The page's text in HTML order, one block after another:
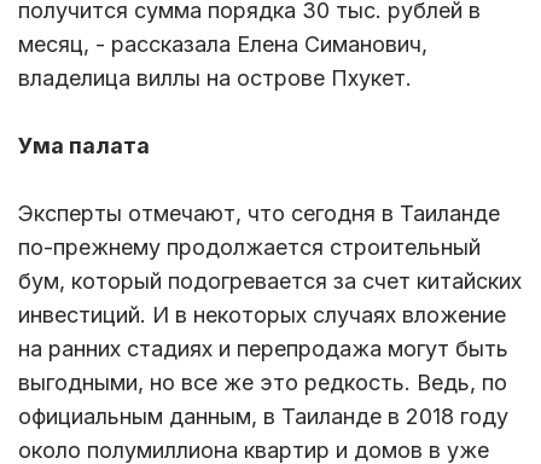
получится сумма порядка 30 тыс. рублей в
месяц, - рассказала Елена Симанович,
владелица виллы на острове Пхукет.
Ума палата
Эксперты отмечают, что сегодня в Таиланде
по-прежнему продолжается строительный
бум, который подогревается за счет китайских
инвестиций. И в некоторых случаях вложение
на ранних стадиях и перепродажа могут быть
выгодными, но все же это редкость. Ведь, по
официальным данным, в Таиланде в 2018 году
около полумиллиона квартир и домов в уже